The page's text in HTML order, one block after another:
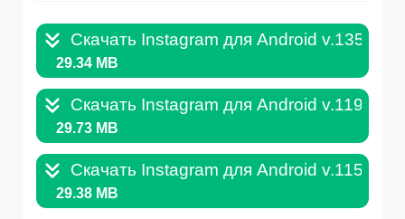
Скачать Instagram для Android
29.34 MB
Скачать Instagram для Android
29.73 MB
Скачать Instagram для Android
29.38 MB